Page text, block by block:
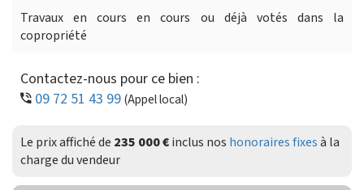
Travaux en cours en cours ou déjà votés dans la
copropriété
Contactez-nous pour ce bien :
09 72 51 43 99(Appel local)
Le prix affiché de 235 000 €inclus nos honoraires fixesà la
charge du vendeur